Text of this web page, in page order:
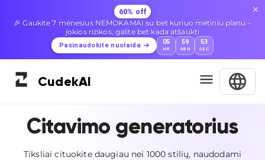
60% off
🎉 Gaukite 7 mėnesius NEMOKAMAI su bet kuriuo metiniu planu –
jokios rizikos, galite bet kada atšaukti
Pasinaudokite nuolaida 05
HR
59
MIN
52
SEC
CudekAI
Citavimo generatorius
Tiksliai cituokite daugiau nei 1000 stilių, naudodami